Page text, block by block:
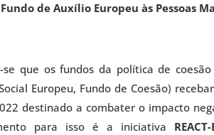
de Auxílio Europeu às Pessoas
se que os fundos da política de
Europeu, Fundo de Coesão)
destinado a combater o impacto
para isso é a iniciativa REACT-